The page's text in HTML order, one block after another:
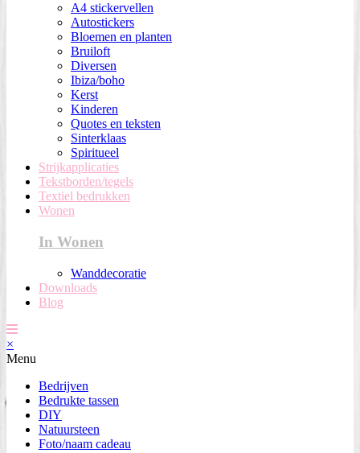
A4 stickervellen
Autostickers
Bloemen en planten
Bruiloft
Diversen
Ibiza/boho
Kerst
Kinderen
Quotes en teksten
Sinterklaas
Spiritueel
Strijkapplicaties
Tekstborden/tegels
Textiel bedrukken
Wonen
In Wonen
Wanddecoratie
Downloads
Blog
×
Menu
Bedrijven
Bedrukte tassen
DIY
Natuursteen
Foto/naam cadeau